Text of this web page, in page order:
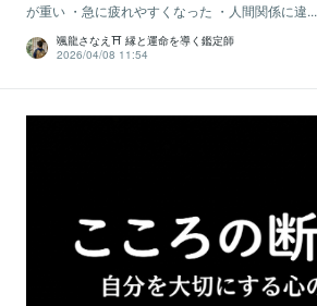
が重い ・急に疲れやすくなった ・人間関係に違...
颯龍さなえ⛩ 縁と運命を導く鑑定師
2026/04/08 11:54